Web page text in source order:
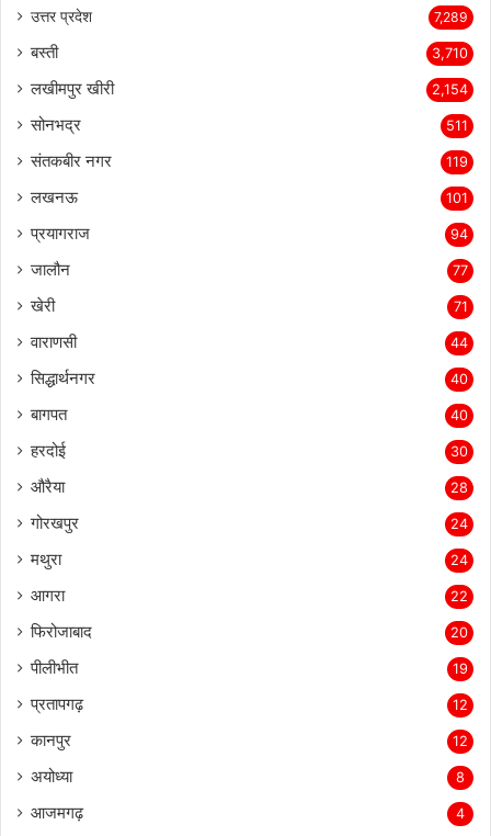
उत्तर प्रदेश 7,289
बस्ती 3,710
लखीमपुर खीरी 2,154
सोनभद्र 511
संतकबीर नगर 119
लखनऊ 101
प्रयागराज 94
जालौन 77
खेरी 71
वाराणसी 44
सिद्धार्थनगर 40
बागपत 40
हरदोई 30
औरैया 28
गोरखपुर 24
मथुरा 24
आगरा 22
फिरोजाबाद 20
पीलीभीत 19
प्रतापगढ़ 12
कानपुर 12
अयोध्या 8
आजमगढ़ 4